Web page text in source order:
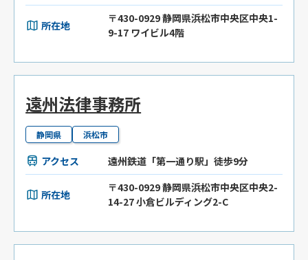
所在地
〒430-0929 静岡県浜松市中央区中央1-
9-17 ワイビル4階
遠州法律事務所
静岡県 浜松市
アクセス 遠州鉄道「第一通り駅」徒歩9分
所在地
〒430-0929 静岡県浜松市中央区中央2-
14-27 小倉ビルディング2-C